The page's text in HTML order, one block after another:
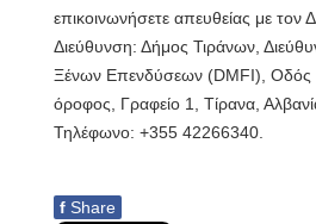
επικοινωνήσετε απευθείας με τον
Διεύθυνση: Δήμος Τιράνων,
Ξένων Επενδύσεων (DMFI), Οδός
όροφος, Γραφείο 1, Τίρανα,
Τηλέφωνο: +355 42266340.
f Share